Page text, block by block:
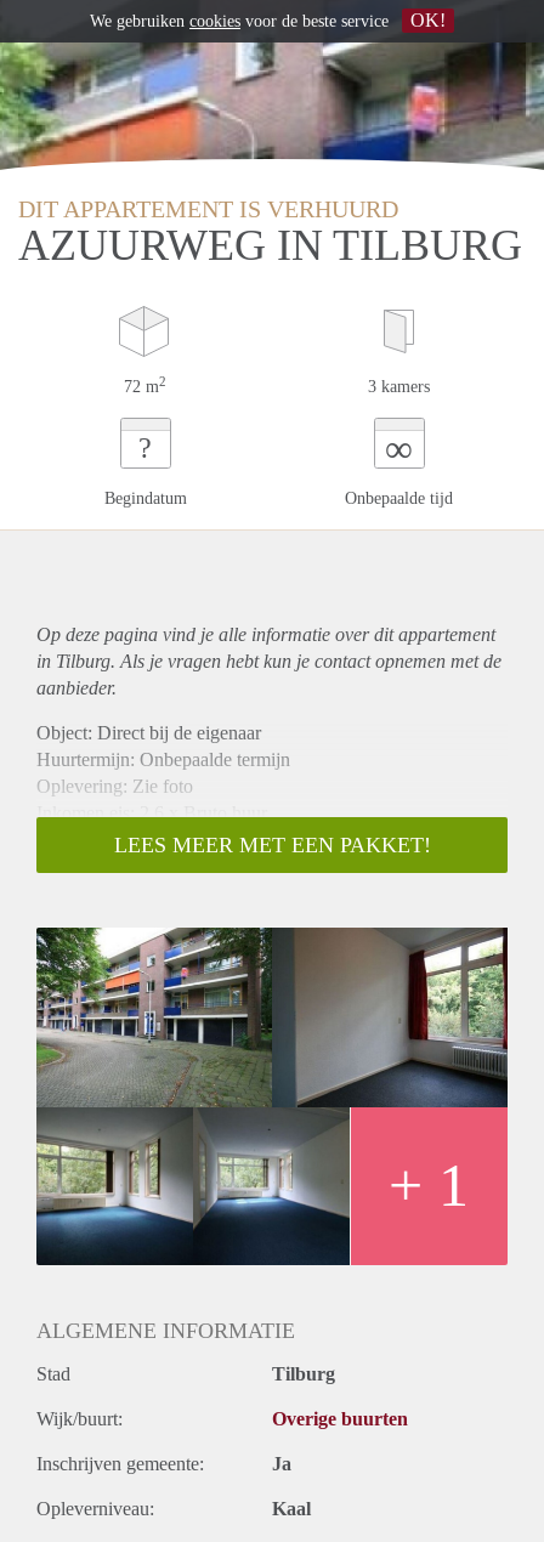
DIT APPARTEMENT IS VERHUURD
AZUURWEG IN TILBURG
72 m2 3 kamers
?
Begindatum
∞
Onbepaalde tijd
Op deze pagina vind je alle informatie over ditappartement
in Tilburg. Als je vragen hebt kun je contact opnemen met de
aanbieder.
Object: Direct bij de eigenaar
Huurtermijn: Onbepaalde termijn
Oplevering: Zie foto
Inkomen eis: 2,6 x Bruto huur
Garantiestelling mogelijk: Ja
Borg: 1 Maand
Huisdieren toegestaan: Afhankelijk van de Eigenaar
Huurtoeslag grens: Nee
Geschikt voor studenten: Afhankelijk van de Eigenaar
LEES MEER MET EEN PAKKET!
+ 1
ALGEMENE INFORMATIE
Stad Tilburg
Wijk/buurt: Overige buurten
Inschrijven gemeente: Ja
Opleverniveau: Kaal
We gebruiken cookies voor de beste service OK!